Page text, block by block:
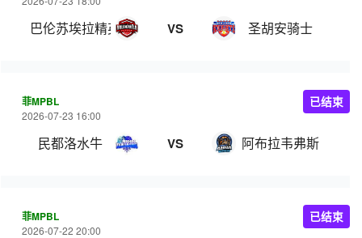
巴伦苏埃拉精英 VS 圣胡安骑士
菲MPBL
2026-07-23 16:00
民都洛水牛 VS 阿布拉韦弗斯
已结束
菲MPBL
2026-07-22 20:00
已结束